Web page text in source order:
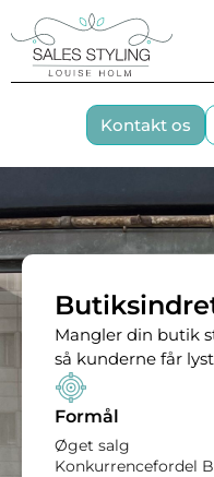
to
content
Kontakt os
Mangler din butik
så kunderne får
Formål
Øget salg
Konkurrencefordel